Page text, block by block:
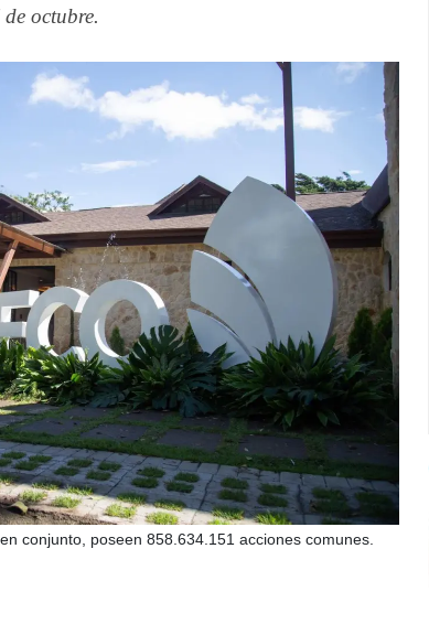
octubre.
conjunto, poseen 858.634.151 acciones comunes.